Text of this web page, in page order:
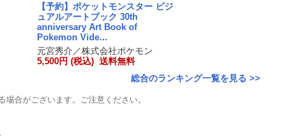
【予約】ポケットモンスター ビジ
ュアルアートブック 30th
anniversary Art Book of
Pokemon Vide...
元宮秀介／株式会社ポケモン
5,500円 (税込) 送料無料
総合のランキング一覧を見る >>
合がございます。ご注意ください。